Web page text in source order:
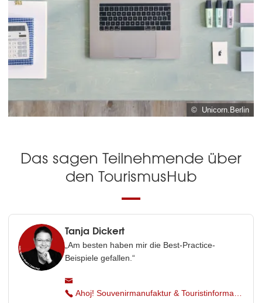
© Unicorn.Berlin
Das sagen Teilnehmende über
den TourismusHub
Tanja Dickert
„Am besten haben mir die Best-Practice-
Beispiele gefallen.“
Ahoj! Souvenirmanufaktur & Touristinformation Neukölln